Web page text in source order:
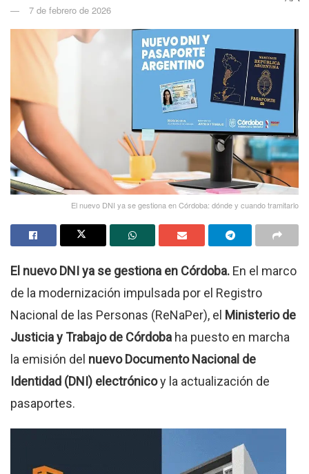
7 de febrero de 2026
El nuevo DNI ya se gestiona en Córdoba: dónde y cuando tramitarlo
El nuevo DNI ya se gestiona en Córdoba. En el marco
de la modernización impulsada por el Registro
Nacional de las Personas (ReNaPer), el Ministerio de
Justicia y Trabajo de Córdoba ha puesto en marcha
la emisión del nuevo Documento Nacional de
Identidad (DNI) electrónicoy la actualización de
pasaportes.